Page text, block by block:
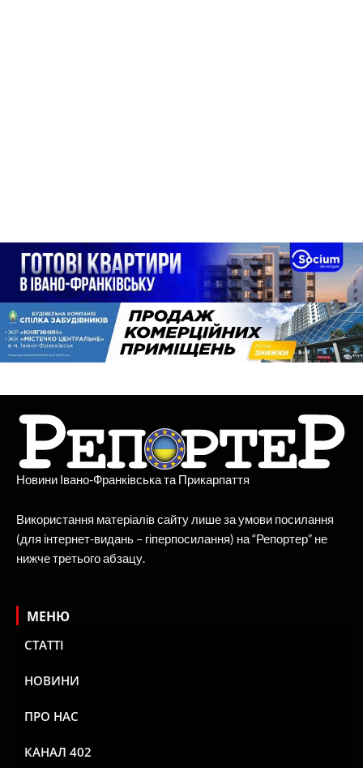
Новини Івано-Франківська та Прикарпаття
Використання матеріалів сайту лише за умови посилання
(для інтернет-видань – гіперпосилання) на “Репортер” не
нижче третього абзацу.
МЕНЮ
СТАТТІ
НОВИНИ
ПРО НАС
КАНАЛ 402